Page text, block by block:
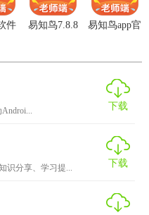
，可将语音实时转换为文
想法。
件
易知鸟7.8.8
易知鸟app官
下载
识分享、学习提...
下载